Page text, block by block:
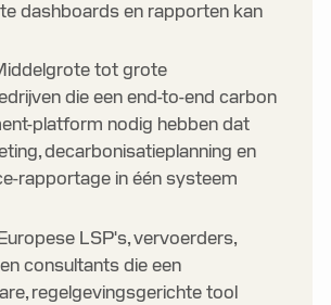
dashboards en rapporten kan
tot grote
die een end-to-end carbon
platform nodig hebben dat
decarbonisatieplanning en
rapportage in één systeem
LSP's, vervoerders,
consultants die een
regelgevingsgerichte tool